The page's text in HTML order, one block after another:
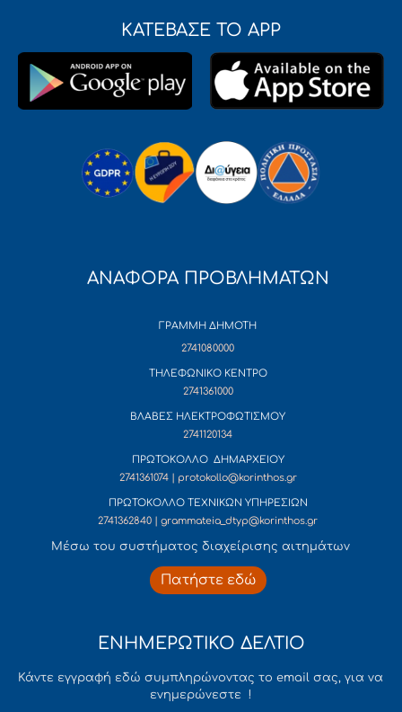
ΚΑΤΕΒΑΣΕ ΤΟ APP
ΑΝΑΦΟΡΑ ΠΡΟΒΛΗΜΑΤΩΝ
ΓΡΑΜΜΗ ΔΗΜΟΤΗ
2741080000
ΤΗΛΕΦΩΝΙΚΟ ΚΕΝΤΡΟ
2741361000
ΒΛΑΒΕΣ ΗΛΕΚΤΡΟΦΩΤΙΣΜΟΥ
2741120134
ΠΡΩΤΟΚΟΛΛΟ ΔΗΜΑΡΧΕΙΟΥ
2741361074 | protokollo@korinthos.gr
ΠΡΩΤΟΚΟΛΛΟ ΤΕΧΝΙΚΩΝ ΥΠΗΡΕΣΙΩΝ
2741362840 | grammateia_dtyp@korinthos.gr
Mέσω του συστήματος διαχείρισης αιτημάτων
Πατήστε εδώ
ΕΝΗΜΕΡΩΤΙΚΟ ΔΕΛΤΙΟ
Κάντε εγγραφή εδώ συμπληρώνοντας το email σας, για να
ενημερώνεστε !